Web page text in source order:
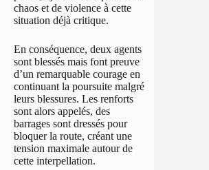
chaos et de violence à cette
situation déjà critique.
En conséquence, deux agents
sont blessés mais font preuve
d’un remarquable courage en
continuant la poursuite malgré
leurs blessures. Les renforts
sont alors appelés, des
barrages sont dressés pour
bloquer la route, créant une
tension maximale autour de
cette interpellation.